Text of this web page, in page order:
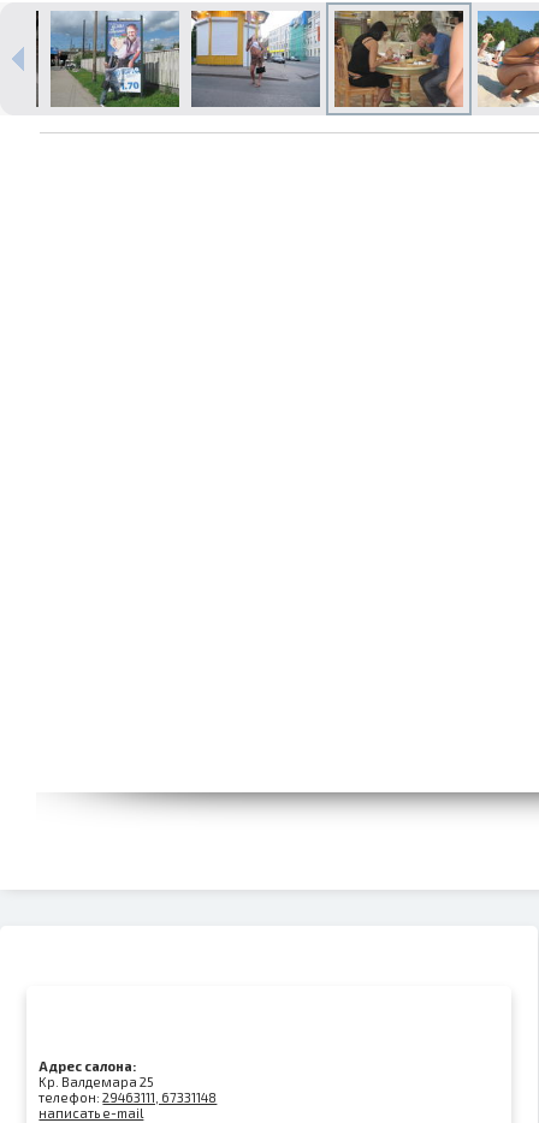
Печать в течение 1 часа в Риге –
закажите онлайн
Различные форматы и виды
Адрес салона:
Kр. Валдемара 25
телефон:29463111, 67331148
написать e-mail